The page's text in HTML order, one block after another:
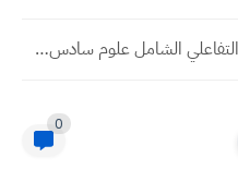
الامتحان التفاعلي الشامل علوم سادس ابتدائي رقم 1 الاستعداد للوزاري
0